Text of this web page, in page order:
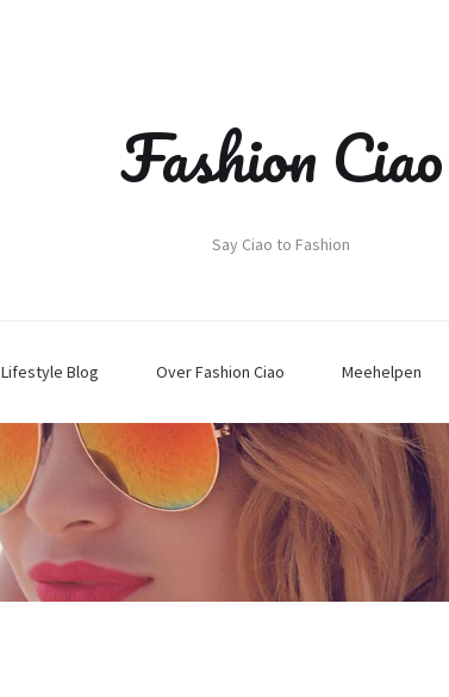
Fashion Ciao
Say Ciao to Fashion
Lifestyle Blog Over Fashion Ciao Meehelpen